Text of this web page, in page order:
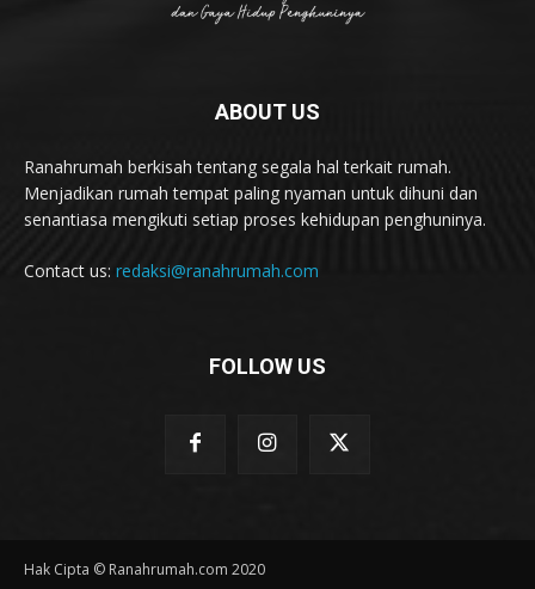
ABOUT US
Ranahrumah berkisah tentang segala hal terkait rumah.
Menjadikan rumah tempat paling nyaman untuk dihuni dan
senantiasa mengikuti setiap proses kehidupan penghuninya.
Contact us: redaksi@ranahrumah.com
FOLLOW US
Hak Cipta © Ranahrumah.com 2020